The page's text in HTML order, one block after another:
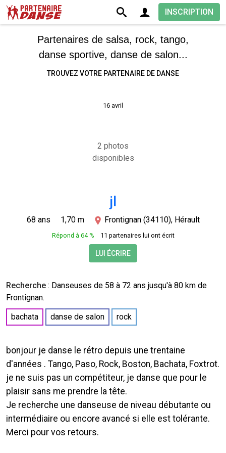
INSCRIPTION
Partenaires de salsa, rock, tango,
danse sportive, danse de salon...
TROUVEZ VOTRE PARTENAIRE DE DANSE
16 avril
2 photos
disponibles
jl
68 ans 1,70 m Frontignan (34110), Hérault
Répond à 64 % 11 partenaires lui ont écrit
LUI ÉCRIRE
Recherche : Danseuses de 58 à 72 ans jusqu'à 80 km de
Frontignan.
bachata
danse de salon rock
bonjour je danse le rétro depuis une trentaine
d'années . Tango, Paso, Rock, Boston, Bachata, Foxtrot.
je ne suis pas un compétiteur, je danse que pour le
plaisir sans me prendre la tête.
Je recherche une danseuse de niveau débutante ou
intermédiaire ou encore avancé si elle est tolérante.
Merci pour vos retours.